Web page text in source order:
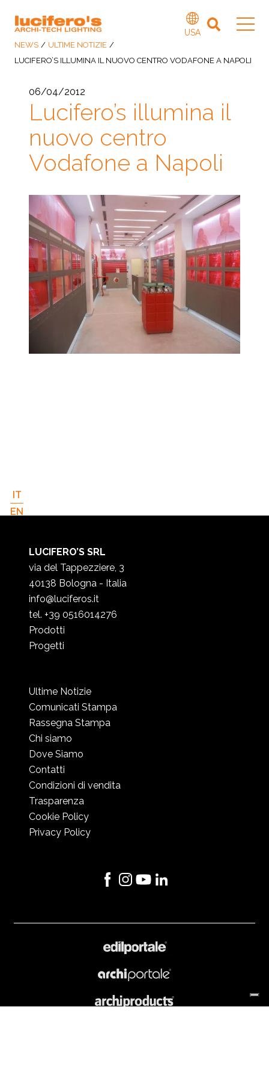
NEWS / ULTIME NOTIZIE /
LUCIFERO’S ILLUMINA IL NUOVO CENTRO VODAFONE A NAPOLI
USA
IT
EN
06/04/2012
Lucifero’s illumina il
nuovo centro
Vodafone a Napoli
LUCIFERO’S SRL
via del Tappezziere, 3
40138 Bologna - Italia
info@luciferos.it
tel. +39 0516014276
Prodotti
Progetti
Ultime Notizie
Comunicati Stampa
Rassegna Stampa
Chi siamo
Dove Siamo
Contatti
Condizioni di vendita
Trasparenza
Cookie Policy
Privacy Policy